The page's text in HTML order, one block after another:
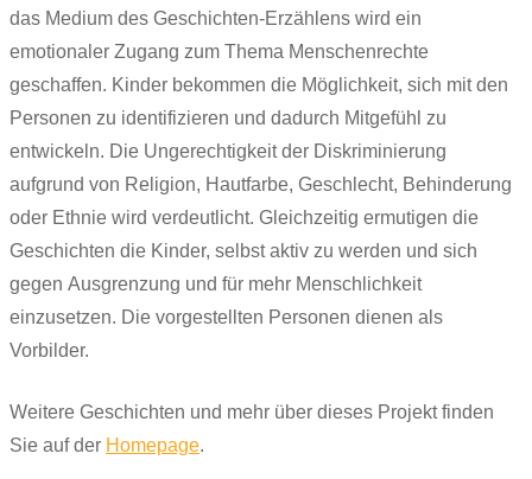
das Medium des Geschichten-Erzählens wird ein
emotionaler Zugang zum Thema Menschenrechte
geschaffen. Kinder bekommen die Möglichkeit, sich mit den
Personen zu identifizieren und dadurch Mitgefühl zu
entwickeln. Die Ungerechtigkeit der Diskriminierung
aufgrund von Religion, Hautfarbe, Geschlecht, Behinderung
oder Ethnie wird verdeutlicht. Gleichzeitig ermutigen die
Geschichten die Kinder, selbst aktiv zu werden und sich
gegen Ausgrenzung und für mehr Menschlichkeit
einzusetzen. Die vorgestellten Personen dienen als
Vorbilder.
Weitere Geschichten und mehr über dieses Projekt finden
Sie auf der Homepage.